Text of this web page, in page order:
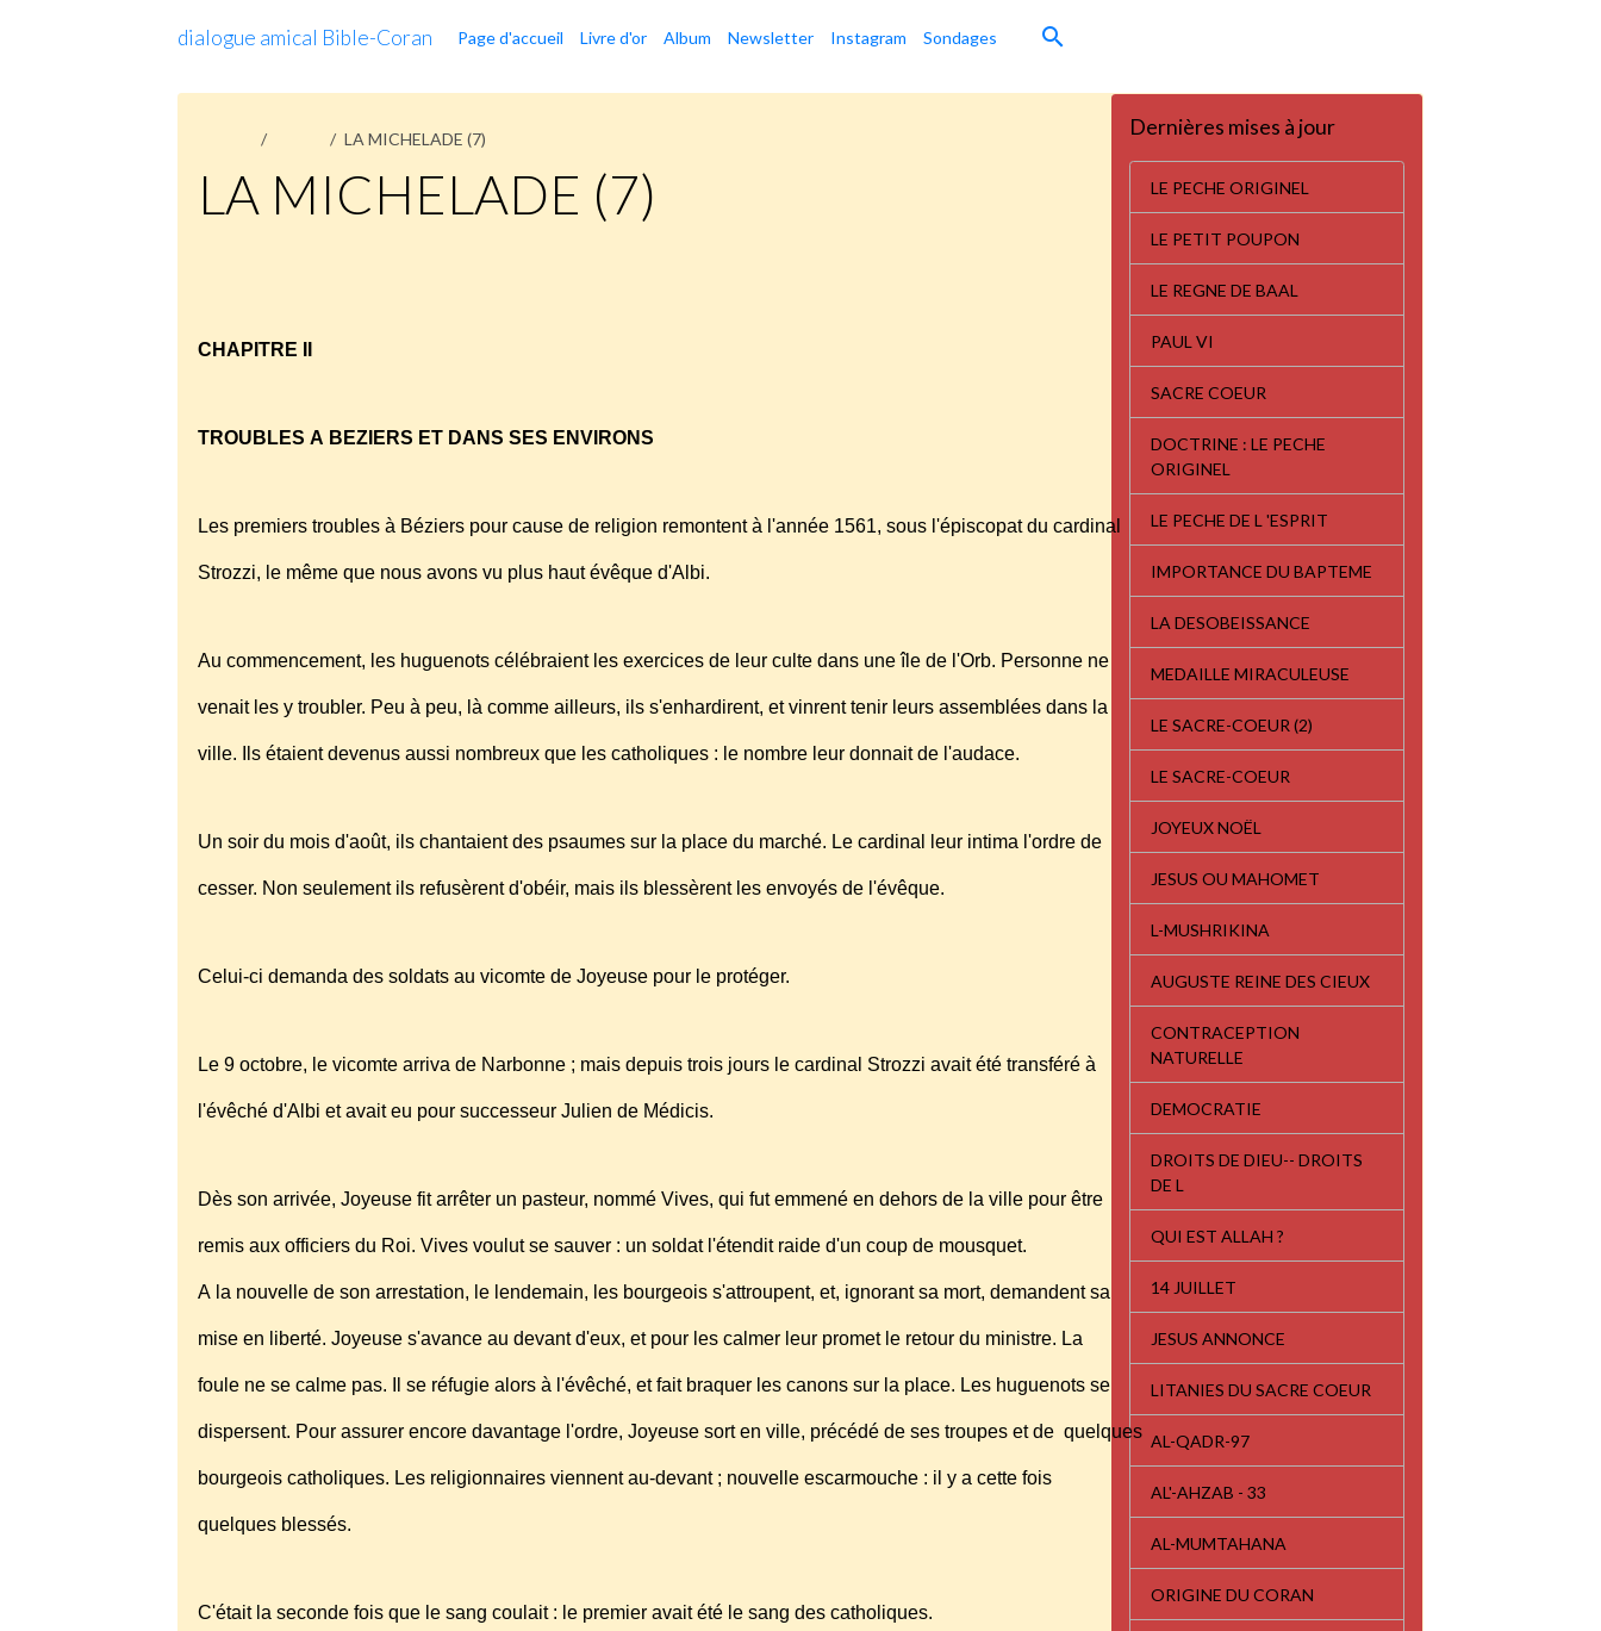
dialogue amical Bible-Coran Page d'accueil Livre d'or Album Newsletter Instagram Sondages
LA MICHELADE (7)
LA MICHELADE (7)
CHAPITRE II
TROUBLES A BEZIERS ET DANS SES ENVIRONS
Les premiers troubles à Béziers pour cause de religion remontent à l'année 1561, sous l'épiscopat du cardinal
Strozzi, le même que nous avons vu plus haut évêque d'Albi.
Au commencement, les huguenots célébraient les exercices de leur culte dans une île de l'Orb. Personne ne
venait les y troubler. Peu à peu, là comme ailleurs, ils s'enhardirent, et vinrent tenir leurs assemblées dans la
ville. Ils étaient devenus aussi nombreux que les catholiques : le nombre leur donnait de l'audace.
Un soir du mois d'août, ils chantaient des psaumes sur la place du marché. Le cardinal leur intima l'ordre de
cesser. Non seulement ils refusèrent d'obéir, mais ils blessèrent les envoyés de l'évêque.
Celui-ci demanda des soldats au vicomte de Joyeuse pour le protéger.
Le 9 octobre, le vicomte arriva de Narbonne ; mais depuis trois jours le cardinal Strozzi avait été transféré à
l'évêché d'Albi et avait eu pour successeur Julien de Médicis.
Dès son arrivée, Joyeuse fit arrêter un pasteur, nommé Vives, qui fut emmené en dehors de la ville pour être
remis aux officiers du Roi. Vives voulut se sauver : un soldat l'étendit raide d'un coup de mousquet.
A la nouvelle de son arrestation, le lendemain, les bourgeois s'attroupent, et, ignorant sa mort, demandent sa
mise en liberté. Joyeuse s'avance au devant d'eux, et pour les calmer leur promet le retour du ministre. La
foule ne se calme pas. Il se réfugie alors à l'évêché, et fait braquer les canons sur la place. Les huguenots se
dispersent. Pour assurer encore davantage l'ordre, Joyeuse sort en ville, précédé de ses troupes et de quelques
bourgeois catholiques. Les religionnaires viennent au-devant ; nouvelle escarmouche : il y a cette fois
quelques blessés.
C'était la seconde fois que le sang coulait : le premier avait été le sang des catholiques.
Dernières mises à jour
LE PECHE ORIGINEL
LE PETIT POUPON
LE REGNE DE BAAL
PAUL VI
SACRE COEUR
DOCTRINE : LE PECHE
ORIGINEL
LE PECHE DE L 'ESPRIT
IMPORTANCE DU BAPTEME
LA DESOBEISSANCE
MEDAILLE MIRACULEUSE
LE SACRE-COEUR (2)
LE SACRE-COEUR
JOYEUX NOËL
JESUS OU MAHOMET
L-MUSHRIKINA
AUGUSTE REINE DES CIEUX
CONTRACEPTION
NATURELLE
DEMOCRATIE
DROITS DE DIEU-- DROITS
DE L
QUI EST ALLAH ?
14 JUILLET
JESUS ANNONCE
LITANIES DU SACRE COEUR
AL-QADR-97
AL'-AHZAB - 33
AL-MUMTAHANA
ORIGINE DU CORAN